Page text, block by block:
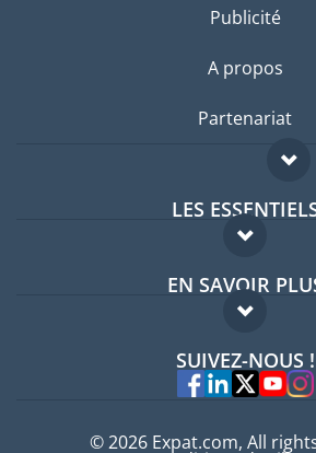
Publicité
A propos
Partenariat
LES
Forum expatriés
Guides pays
EN SAVOIR
FAQ
Experts
SUIVEZ-NOUS !
© 2026 Expat.com, All